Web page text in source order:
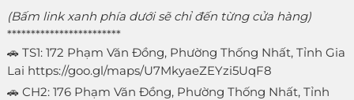
(Bấm link xanh phía dưới sẽ chỉ đến từng cửa hàng)
************************
🚗 TS1: 172 Phạm Văn Đồng, Phường Thống Nhất, Tỉnh Gia
Lai https://goo.gl/maps/U7MkyaeZEYzi5UqF8
🚗 CH2: 176 Phạm Văn Đồng, Phường Thống Nhất, Tỉnh